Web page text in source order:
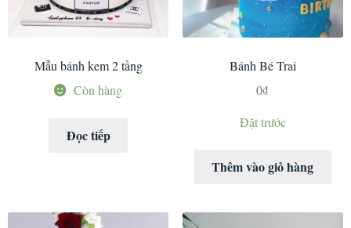
Mẫu bánh kem 2 tầng
Còn hàng
Đọc tiếp
Bánh Bé Trai
0₫
Đặt trước
Thêm vào giỏ hàng